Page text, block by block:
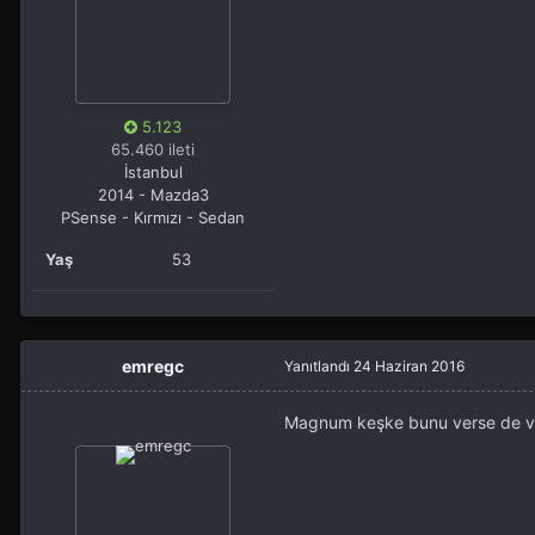
5.123
65.460 ileti
İstanbul
2014 - Mazda3
PSense - Kırmızı - Sedan
Yaş 53
emregc Yanıtlandı 24 Haziran 2016
Magnum keşke bunu verse de